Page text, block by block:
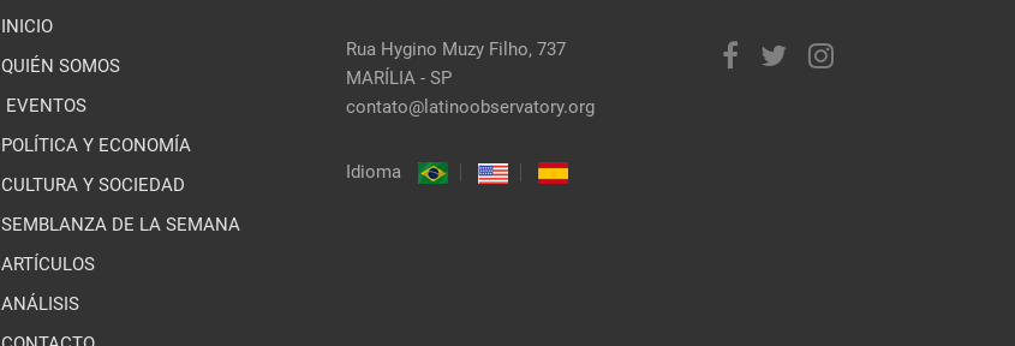
INICIO
QUIÉN SOMOS
EVENTOS
POLÍTICA Y ECONOMÍA
CULTURA Y SOCIEDAD
SEMBLANZA DE LA SEMANA
ARTÍCULOS
ANÁLISIS
Rua Hygino Muzy Filho, 737
MARÍLIA - SP
contato@latinoobservatory.org
Idioma